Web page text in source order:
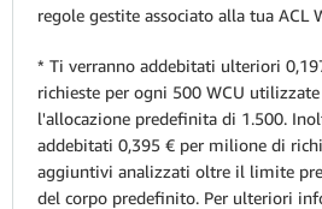
regole gestite associato alla tua ACL
* Ti verranno addebitati ulteriori
richieste per ogni 500 WCU
l'allocazione predefinita di 1.500.
addebitati 0,395 € per milione di
aggiuntivi analizzati oltre il limite
del corpo predefinito. Per ulteriori